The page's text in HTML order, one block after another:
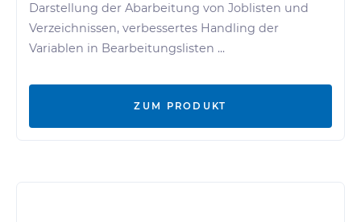
Darstellung der Abarbeitung von Joblisten und
Verzeichnissen, verbessertes Handling der
Variablen in Bearbeitungslisten ...
ZUM PRODUKT